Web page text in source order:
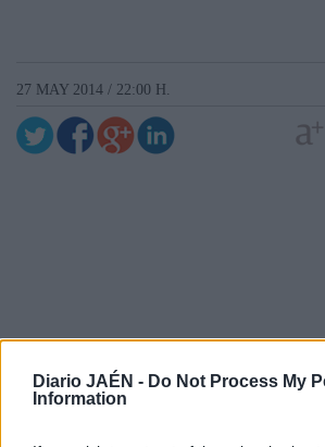
Diario JAÉN - Do Not Process My
Information
27 MAY 2014 / 22:00 H.